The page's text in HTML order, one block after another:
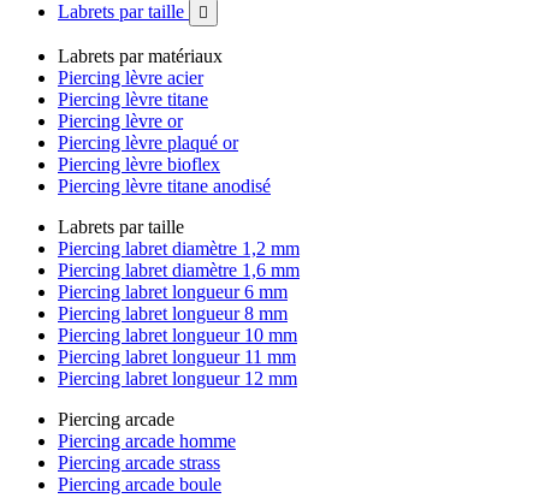
Labrets par taille 
Labrets par matériaux
Piercing lèvre acier
Piercing lèvre titane
Piercing lèvre or
Piercing lèvre plaqué or
Piercing lèvre bioflex
Piercing lèvre titane anodisé
Labrets par taille
Piercing labret diamètre 1,2 mm
Piercing labret diamètre 1,6 mm
Piercing labret longueur 6 mm
Piercing labret longueur 8 mm
Piercing labret longueur 10 mm
Piercing labret longueur 11 mm
Piercing labret longueur 12 mm
Piercing arcade
Piercing arcade homme
Piercing arcade strass
Piercing arcade boule